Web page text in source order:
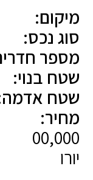
מיקום:
סוג נכס:
מספר
שטח בנוי:
שטח
מחיר:
00,000
יורו